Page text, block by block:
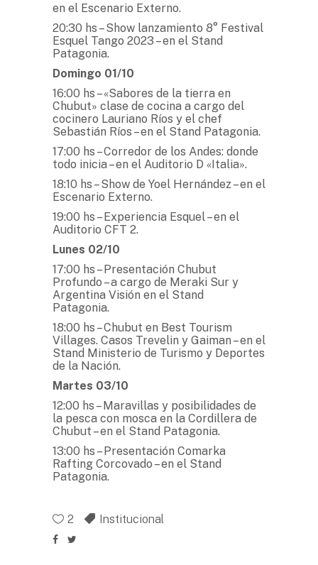
en el Escenario Externo.
20:30 hs – Show lanzamiento 8° Festival
Esquel Tango 2023 – en el Stand
Patagonia.
Domingo 01/10
16:00 hs – «Sabores de la tierra en
Chubut» clase de cocina a cargo del
cocinero Lauriano Ríos y el chef
Sebastián Ríos – en el Stand Patagonia.
17:00 hs –Corredor de los Andes: donde
todo inicia – en el Auditorio D «Italia».
18:10 hs – Show de Yoel Hernández – en el
Escenario Externo.
19:00 hs –Experiencia Esquel – en el
Auditorio CFT 2.
Lunes 02/10
17:00 hs –Presentación Chubut
Profundo – a cargo de Meraki Sur y
Argentina Visión en el Stand
Patagonia.
18:00 hs –Chubut en Best Tourism
Villages. Casos Trevelin y Gaiman – en el
Stand Ministerio de Turismo y Deportes
de la Nación.
Martes 03/10
12:00 hs –Maravillas y posibilidades de
la pesca con mosca en la Cordillera de
Chubut – en el Stand Patagonia.
13:00 hs – Presentación Comarka
Rafting Corcovado – en el Stand
Patagonia.
2 Institucional